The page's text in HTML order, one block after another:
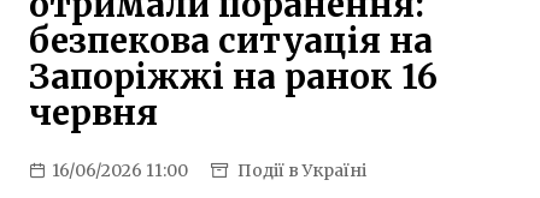
безпекова ситуація на
Запоріжжі на ранок 16
червня
16/06/2026 11:00 Події в Україні